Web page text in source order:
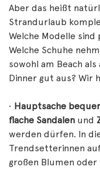
Aber das heißt
Strandurlaub
Welche Modelle
Welche Schuhe
sowohl am Beach
Dinner gut aus? Wir
• Hauptsache
flache Sandalen und
werden dürfen. In
Trendsetterinnen
großen Blumen